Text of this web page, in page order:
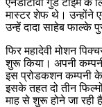
मास्टर शेफ थे। उन्होंने
उन्हें दादा साहेब फाल्के
फिर महादेवी मोशन
शुरू किया। अपनी
इस प्रोडकशन कम्पनी के
इसके तहत दो तीन
माह से शुरू होने जा रही